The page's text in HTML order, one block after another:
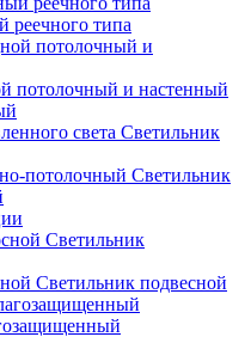
реечного типа
потолочный и настенный
Светильник
Светильник
Светильник
Светильник подвесной